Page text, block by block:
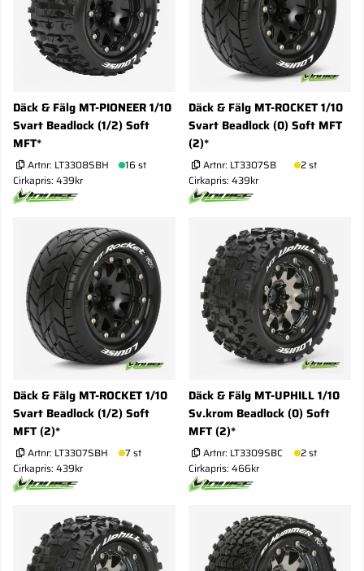
Däck & Fälg MT-PIONEER 1/10
Svart Beadlock (1/2) Soft
MFT*
Artnr: LT3308SBH
16 st
Cirkapris: 439kr
Däck & Fälg MT-ROCKET 1/10
Svart Beadlock (0) Soft MFT
(2)*
Artnr: LT3307SB
2 st
Cirkapris: 439kr
Däck & Fälg MT-ROCKET 1/10
Svart Beadlock (1/2) Soft
MFT (2)*
Artnr: LT3307SBH
7 st
Cirkapris: 439kr
Däck & Fälg MT-UPHILL 1/10
Sv.krom Beadlock (0) Soft
MFT (2)*
Artnr: LT3309SBC
2 st
Cirkapris: 466kr